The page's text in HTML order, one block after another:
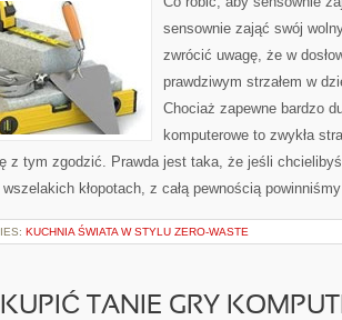
sensownie zająć swój
zwrócić uwagę, że w
prawdziwym strzałem w
Chociaż zapewne bardzo
komputerowe to zwykła
z tym zgodzić. Prawda jest taka, że jeśli
kłopotach, z całą pewnością
KUCHNIA ŚWIATA W STYLU ZERO-WASTE
TANIE GRY